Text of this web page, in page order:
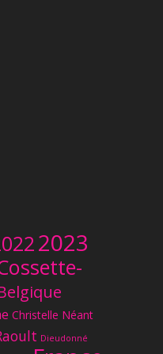
2023
Christelle Néant
Dieudonné